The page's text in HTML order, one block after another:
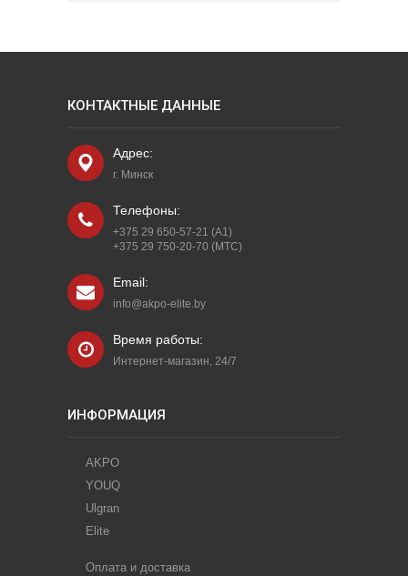
КОНТАКТНЫЕ ДАННЫЕ
Адрес:
г. Минск
Телефоны:
+375 29 650-57-21 (A1)
+375 29 750-20-70 (МТС)
Email:
info@akpo-elite.by
Время работы:
Интернет-магазин, 24/7
ИНФОРМАЦИЯ
AKPO
YOUQ
Ulgran
Elite
Оплата и доставка